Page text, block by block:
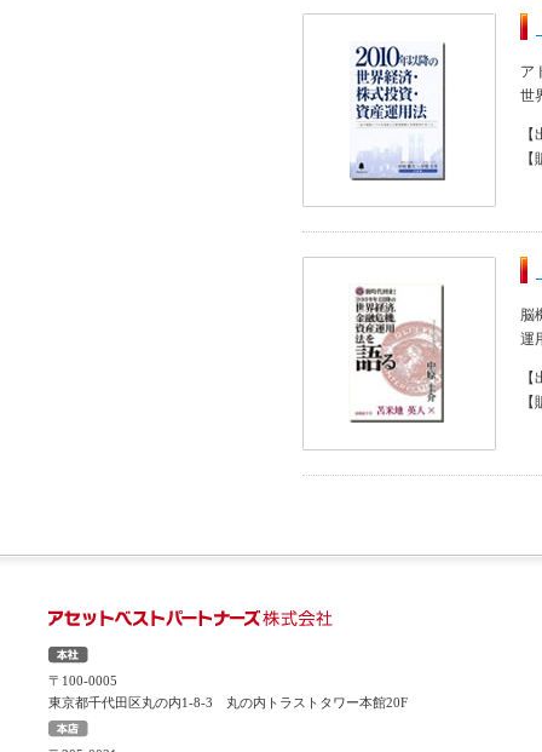
ア
世
脳
運
〒100-0005
東京都千代田区丸の内1-8-3 丸の内トラストタワー本館20F